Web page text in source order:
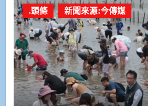
.頭條 新聞來源:今傳媒